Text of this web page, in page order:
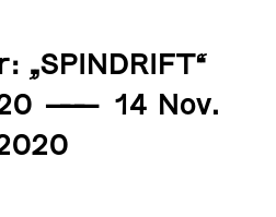
„SPINDRIFT“
———
14 Nov.